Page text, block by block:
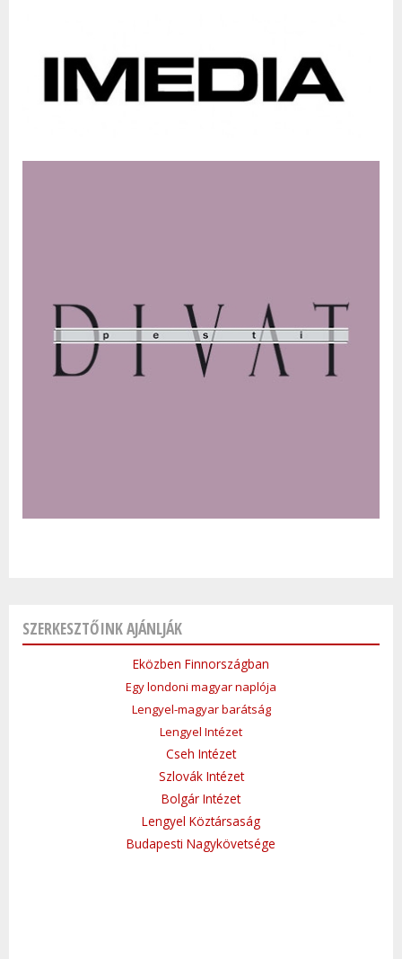
SZERKESZTŐINK AJÁNLJÁK
Eközben Finnországban
Egy londoni magyar naplója
Lengyel-magyar barátság
Lengyel Intézet
Cseh Intézet
Szlovák Intézet
Bolgár Intézet
Lengyel Köztársaság
Budapesti Nagykövetsége